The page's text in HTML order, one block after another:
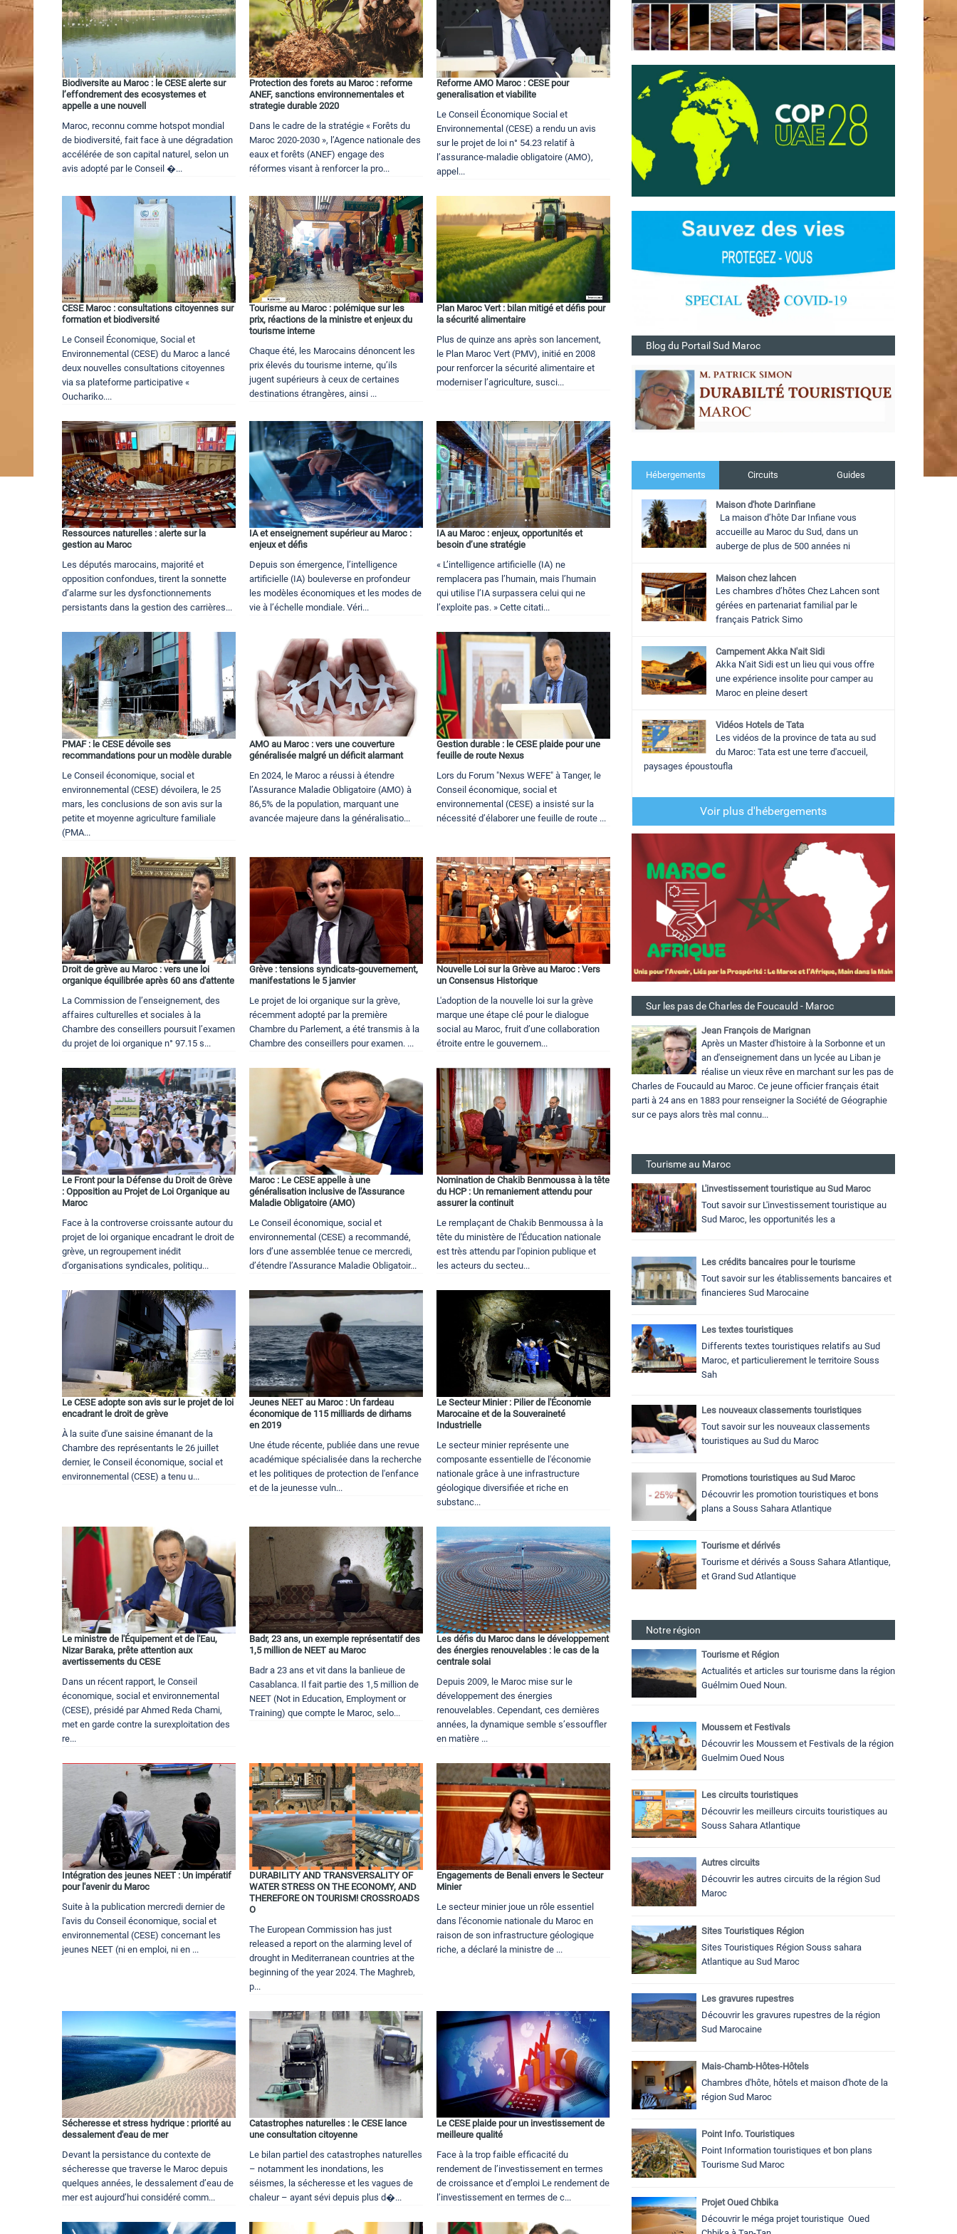
Biodiversite au Maroc : le CESE alerte sur
l’effondrement des ecosystemes et
appelle a une nouvell
Maroc, reconnu comme hotspot mondial
de biodiversité, fait face à une dégradation
accélérée de son capital naturel, selon un
avis adopté par le Conseil �...
Protection des forets au Maroc : reforme
ANEF, sanctions environnementales et
strategie durable 2020
Dans le cadre de la stratégie « Forêts du
Maroc 2020-2030 », l’Agence nationale des
eaux et forêts (ANEF) engage des
réformes visant à renforcer la pro...
Reforme AMO Maroc : CESE pour
generalisation et viabilite
Le Conseil Économique Social et
Environnemental (CESE) a rendu un avis
sur le projet de loi n° 54.23 relatif à
l’assurance-maladie obligatoire (AMO),
appel...
CESE Maroc : consultations citoyennes sur
formation et biodiversité
Le Conseil Économique, Social et
Environnemental (CESE) du Maroc a lancé
deux nouvelles consultations citoyennes
via sa plateforme participative «
Ouchariko....
Tourisme au Maroc : polémique sur les
prix, réactions de la ministre et enjeux du
tourisme interne
Chaque été, les Marocains dénoncent les
prix élevés du tourisme interne, qu’ils
jugent supérieurs à ceux de certaines
destinations étrangères, ainsi ...
Plan Maroc Vert : bilan mitigé et défis pour
la sécurité alimentaire
Plus de quinze ans après son lancement,
le Plan Maroc Vert (PMV), initié en 2008
pour renforcer la sécurité alimentaire et
moderniser l’agriculture, susci...
Ressources naturelles : alerte sur la
gestion au Maroc
Les députés marocains, majorité et
opposition confondues, tirent la sonnette
d’alarme sur les dysfonctionnements
persistants dans la gestion des carrières...
IA et enseignement supérieur au Maroc :
enjeux et défis
Depuis son émergence, l’intelligence
artificielle (IA) bouleverse en profondeur
les modèles économiques et les modes de
vie à l’échelle mondiale. Véri...
IA au Maroc : enjeux, opportunités et
besoin d’une stratégie
« L’intelligence artificielle (IA) ne
remplacera pas l’humain, mais l’humain
qui utilise l’IA surpassera celui qui ne
l’exploite pas. » Cette citati...
PMAF : le CESE dévoile ses
recommandations pour un modèle durable
Le Conseil économique, social et
environnemental (CESE) dévoilera, le 25
mars, les conclusions de son avis sur la
petite et moyenne agriculture familiale
(PMA...
AMO au Maroc : vers une couverture
généralisée malgré un déficit alarmant
En 2024, le Maroc a réussi à étendre
l’Assurance Maladie Obligatoire (AMO) à
86,5% de la population, marquant une
avancée majeure dans la généralisatio...
Gestion durable : le CESE plaide pour une
feuille de route Nexus
Lors du Forum "Nexus WEFE" à Tanger, le
Conseil économique, social et
environnemental (CESE) a insisté sur la
nécessité d’élaborer une feuille de route ...
Droit de grève au Maroc : vers une loi
organique équilibrée après 60 ans d'attente
La Commission de l’enseignement, des
affaires culturelles et sociales à la
Chambre des conseillers poursuit l’examen
du projet de loi organique n° 97.15 s...
Grève : tensions syndicats-gouvernement,
manifestations le 5 janvier
Le projet de loi organique sur la grève,
récemment adopté par la première
Chambre du Parlement, a été transmis à la
Chambre des conseillers pour examen. ...
Nouvelle Loi sur la Grève au Maroc : Vers
un Consensus Historique
L'adoption de la nouvelle loi sur la grève
marque une étape clé pour le dialogue
social au Maroc, fruit d’une collaboration
étroite entre le gouvernem...
Le Front pour la Défense du Droit de Grève
: Opposition au Projet de Loi Organique au
Maroc
Face à la controverse croissante autour du
projet de loi organique encadrant le droit de
grève, un regroupement inédit
d’organisations syndicales, politiqu...
Maroc : Le CESE appelle à une
généralisation inclusive de l'Assurance
Maladie Obligatoire (AMO)
Le Conseil économique, social et
environnemental (CESE) a recommandé,
lors d’une assemblée tenue ce mercredi,
d’étendre l’Assurance Maladie Obligatoir...
Nomination de Chakib Benmoussa à la tête
du HCP : Un remaniement attendu pour
assurer la continuit
Le remplaçant de Chakib Benmoussa à la
tête du ministère de l'Éducation nationale
est très attendu par l'opinion publique et
les acteurs du secteu...
Le CESE adopte son avis sur le projet de loi
encadrant le droit de grève
À la suite d'une saisine émanant de la
Chambre des représentants le 26 juillet
dernier, le Conseil économique, social et
environnemental (CESE) a tenu u...
Jeunes NEET au Maroc : Un fardeau
économique de 115 milliards de dirhams
en 2019
Une étude récente, publiée dans une revue
académique spécialisée dans la recherche
et les politiques de protection de l'enfance
et de la jeunesse vuln...
Le Secteur Minier : Pilier de l'Économie
Marocaine et de la Souveraineté
Industrielle
Le secteur minier représente une
composante essentielle de l'économie
nationale grâce à une infrastructure
géologique diversifiée et riche en
substanc...
Le ministre de l'Équipement et de l'Eau,
Nizar Baraka, prête attention aux
avertissements du CESE
Dans un récent rapport, le Conseil
économique, social et environnemental
(CESE), présidé par Ahmed Reda Chami,
met en garde contre la surexploitation des
re...
Badr, 23 ans, un exemple représentatif des
1,5 million de NEET au Maroc
Badr a 23 ans et vit dans la banlieue de
Casablanca. Il fait partie des 1,5 million de
NEET (Not in Education, Employment or
Training) que compte le Maroc, selo...
Les défis du Maroc dans le développement
des énergies renouvelables : le cas de la
centrale solai
Depuis 2009, le Maroc mise sur le
développement des énergies
renouvelables. Cependant, ces dernières
années, la dynamique semble s’essouffler
en matière ...
Intégration des jeunes NEET : Un impératif
pour l'avenir du Maroc
Suite à la publication mercredi dernier de
l'avis du Conseil économique, social et
environnemental (CESE) concernant les
jeunes NEET (ni en emploi, ni en ...
DURABILITY AND TRANSVERSALITY OF
WATER STRESS ON THE ECONOMY, AND
THEREFORE ON TOURISM! CROSSROADS
O
The European Commission has just
released a report on the alarming level of
drought in Mediterranean countries at the
beginning of the year 2024. The Maghreb,
p...
Engagements de Benali envers le Secteur
Minier
Le secteur minier joue un rôle essentiel
dans l'économie nationale du Maroc en
raison de son infrastructure géologique
riche, a déclaré la ministre de ...
Sécheresse et stress hydrique : priorité au
dessalement d'eau de mer
Devant la persistance du contexte de
sécheresse que traverse le Maroc depuis
quelques années, le dessalement d’eau de
mer est aujourd’hui considéré comm...
Catastrophes naturelles : le CESE lance
une consultation citoyenne
Le bilan partiel des catastrophes naturelles
– notamment les inondations, les
séismes, la sécheresse et les vagues de
chaleur – ayant sévi depuis plus d�...
Le CESE plaide pour un investissement de
meilleure qualité
Face à la trop faible efficacité du
rendement de l’investissement en termes
de croissance et d’emploi Le rendement de
l’investissement en termes de c...
Blog du Portail Sud Maroc
Hébergements Circuits Guides
Maison d'hote Darinfiane
La maison d’hôte Dar Infiane vous
accueille au Maroc du Sud, dans un
auberge de plus de 500 années ni
Maison chez lahcen
Les chambres d’hôtes Chez Lahcen sont
gérées en partenariat familial par le
français Patrick Simo
Campement Akka N'ait Sidi
Akka N'ait Sidi est un lieu qui vous offre
une expérience insolite pour camper au
Maroc en pleine desert
Vidéos Hotels de Tata
Les vidéos de la province de tata au sud
du Maroc: Tata est une terre d'accueil,
paysages époustoufla
Voir plus d'hébergements
Sur les pas de Charles de Foucauld - Maroc
Jean François de Marignan
Après un Master d'histoire à la Sorbonne et un
an d'enseignement dans un lycée au Liban je
réalise un vieux rêve en marchant sur les pas de
Charles de Foucauld au Maroc. Ce jeune officier français était
parti à 24 ans en 1883 pour renseigner la Société de Géographie
sur ce pays alors très mal connu...
Tourisme au Maroc
L'investissement touristique au Sud Maroc
Tout savoir sur L'investissement touristique au
Sud Maroc, les opportunités les a
Les crédits bancaires pour le tourisme
Tout savoir sur les établissements bancaires et
financieres Sud Marocaine
Les textes touristiques
Differents textes touristiques relatifs au Sud
Maroc, et particulierement le territoire Souss
Sah
Les nouveaux classements touristiques
Tout savoir sur les nouveaux classements
touristiques au Sud du Maroc
Promotions touristiques au Sud Maroc
Découvrir les promotion touristiques et bons
plans a Souss Sahara Atlantique
Tourisme et dérivés
Tourisme et dérivés a Souss Sahara Atlantique,
et Grand Sud Atlantique
Notre région
Tourisme et Région
Actualités et articles sur tourisme dans la région
Guélmim Oued Noun.
Moussem et Festivals
Découvrir les Moussem et Festivals de la région
Guelmim Oued Nous
Les circuits touristiques
Découvrir les meilleurs circuits touristiques au
Souss Sahara Atlantique
Autres circuits
Découvrir les autres circuits de la région Sud
Maroc
Sites Touristiques Région
Sites Touristiques Région Souss sahara
Atlantique au Sud Maroc
Les gravures rupestres
Découvrir les gravures rupestres de la région
Sud Marocaine
Mais-Chamb-Hôtes-Hôtels
Chambres d'hôte, hôtels et maison d'hote de la
région Sud Maroc
Point Info. Touristiques
Point Information touristiques et bon plans
Tourisme Sud Maroc
Projet Oued Chbika
Découvrir le méga projet touristique Oued